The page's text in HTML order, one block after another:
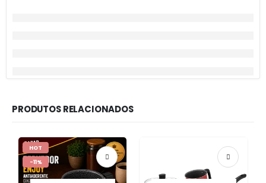
PRODUTOS RELACIONADOS
HOT
-11%